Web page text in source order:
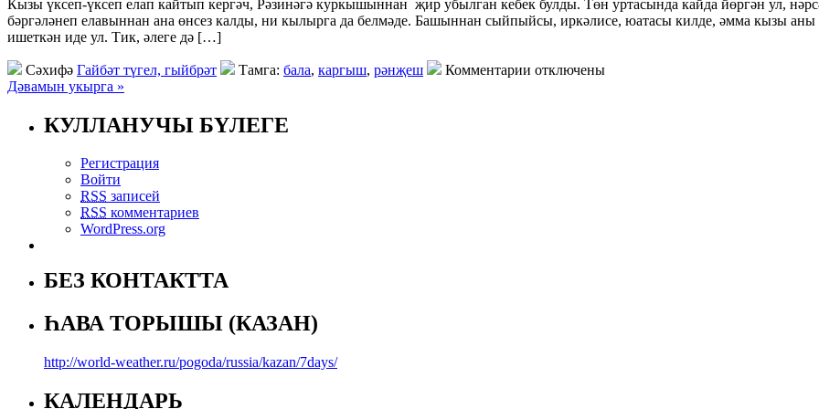
Кызы үксеп-үксеп елап кайтып кергәч, Рәзинәгә куркышыннан җир убыл­ган кебек булды. Төн уртасында кайда йөргән ул,
бәргәләнеп елавыннан ана өнсез калды, ни кылырга да белмәде. Башыннан сыйпыйсы, иркәлисе, юатасы килде, әмма кызы
ишеткән иде ул. Тик, әлеге дә […]
Сәхифә Гайбәт түгел, гыйбрәт Тамга: бала, каргыш, рәнҗеш
Комментарии отключены
Дәвамын укырга »
КУЛЛАНУЧЫ БҮЛЕГЕ
Регистрация
Войти
RSS записей
RSS комментариев
WordPress.org
БЕЗ КОНТАКТТА
ҺАВА ТОРЫШЫ (КАЗАН)
http://world-weather.ru/pogoda/russia/kazan/7days/
КАЛЕНДАРЬ